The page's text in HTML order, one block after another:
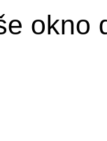
okno